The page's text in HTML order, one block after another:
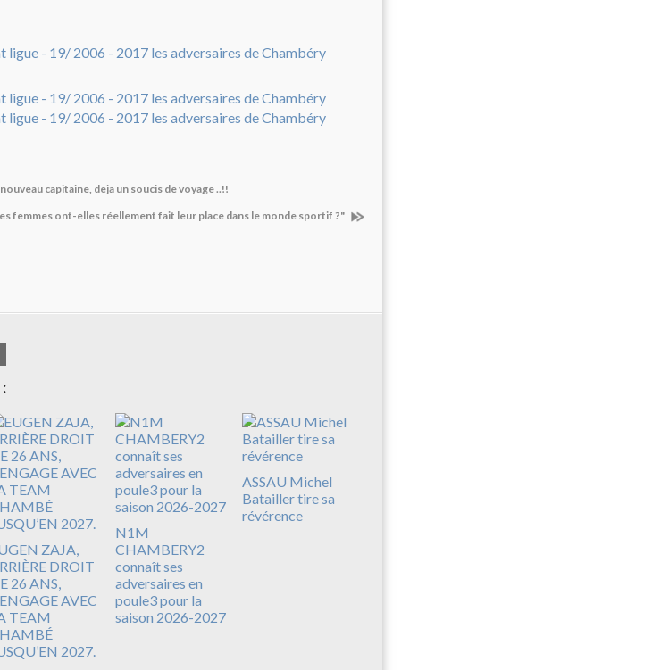
capitaine, deja un soucis de voyage ..!!
femmes ont-elles réellement fait leur place dans le monde sportif ?"
ZAJA,
DROIT
26 ANS,
AVEC
TEAM
2027.
N1M
CHAMBERY2
connaît ses
adversaires en
poule3 pour la
saison 2026-2027
ASSAU Michel
Batailler tire sa
révérence